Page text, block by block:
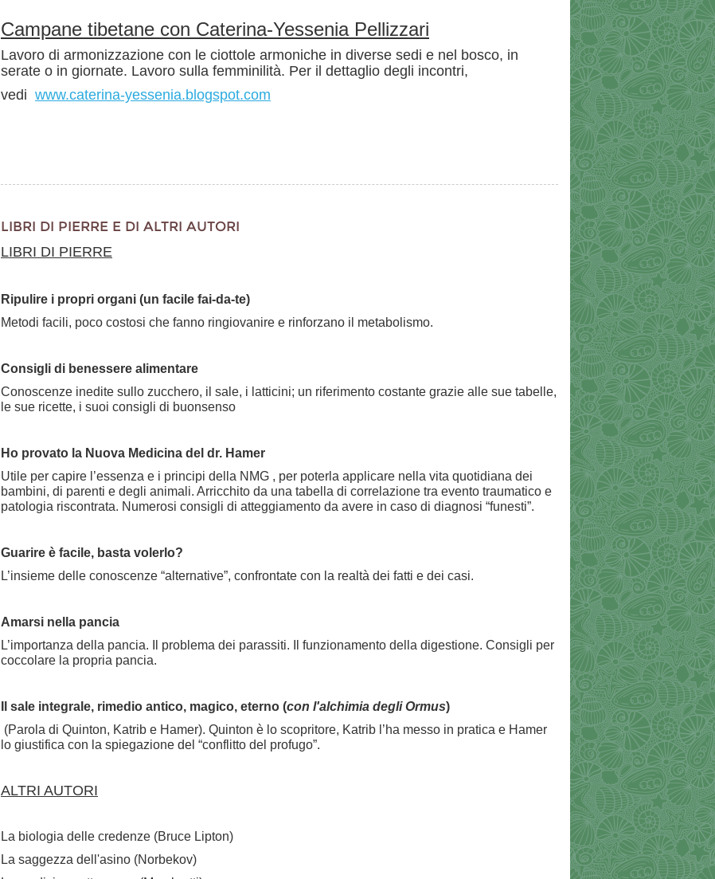
Campane tibetane con Caterina-Yessenia Pellizzari
Lavoro di armonizzazione con le ciottole armoniche in diverse sedi e nel bosco, in
serate o in giornate. Lavoro sulla femminilità. Per il dettaglio degli incontri,
vedi www.caterina-yessenia.blogspot.com
LIBRI DI PIERRE E DI ALTRI AUTORI
LIBRI DI PIERRE
Ripulire i propri organi (un facile fai-da-te)
Metodi facili, poco costosi che fanno ringiovanire e rinforzano il metabolismo.
Consigli di benessere alimentare
Conoscenze inedite sullo zucchero, il sale, i latticini; un riferimento costante grazie alle sue tabelle,
le sue ricette, i suoi consigli di buonsenso
Ho provato la Nuova Medicina del dr. Hamer
Utile per capire l’essenza e i principi della NMG , per poterla applicare nella vita quotidiana dei
bambini, di parenti e degli animali. Arricchito da una tabella di correlazione tra evento traumatico e
patologia riscontrata. Numerosi consigli di atteggiamento da avere in caso di diagnosi “funesti”.
Guarire è facile, basta volerlo?
L’insieme delle conoscenze “alternative”, confrontate con la realtà dei fatti e dei casi.
Amarsi nella pancia
L’importanza della pancia. Il problema dei parassiti. Il funzionamento della digestione. Consigli per
coccolare la propria pancia.
Il sale integrale, rimedio antico, magico, eterno (con l'alchimia degli Ormus)
(Parola di Quinton, Katrib e Hamer). Quinton è lo scopritore, Katrib l’ha messo in pratica e Hamer
lo giustifica con la spiegazione del “conflitto del profugo”.
ALTRI AUTORI
La biologia delle credenze (Bruce Lipton)
La saggezza dell'asino (Norbekov)